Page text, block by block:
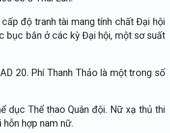
độ tranh tài mang tính chất Đại hội
bục bắn ở các kỳ Đại hội, một sơ suất
20. Phí Thanh Thảo là một trong số
dục Thể thao Quân đội. Nữ xạ thủ thi
hợp nam nữ.